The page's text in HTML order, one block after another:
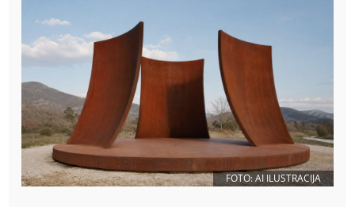
FOTO: AI ILUSTRACIJA